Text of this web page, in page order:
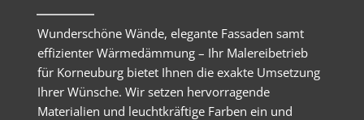
Wunderschöne Wände, elegante Fassaden samt
effizienter Wärmedämmung – Ihr Malereibetrieb
für Korneuburg bietet Ihnen die exakte Umsetzung
Ihrer Wünsche. Wir setzen hervorragende
Materialien und leuchtkräftige Farben ein und